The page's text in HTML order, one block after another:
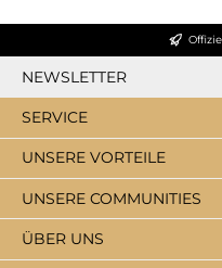
NEWSLETTER
SERVICE
ÜBER UNS
UNSERE VORTEILE
UNSERE COMMUNITIES